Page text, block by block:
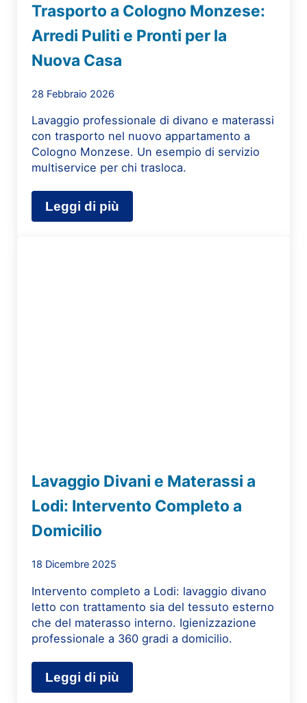
Trasporto a Cologno Monzese:
Arredi Puliti e Pronti per la
Nuova Casa
28 Febbraio 2026
Lavaggio professionale di divano e materassi
con trasporto nel nuovo appartamento a
Cologno Monzese. Un esempio di servizio
multiservice per chi trasloca.
Leggi di piùLavaggio Divani e Materassi con
Lavaggio Divani e Materassi a
Lodi: Intervento Completo a
Domicilio
18 Dicembre 2025
Intervento completo a Lodi: lavaggio divano
letto con trattamento sia del tessuto esterno
che del materasso interno. Igienizzazione
professionale a 360 gradi a domicilio.
Leggi di piùLavaggio Divani e Materassi a